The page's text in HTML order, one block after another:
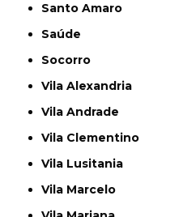
Santo Amaro
Saúde
Socorro
Vila Alexandria
Vila Andrade
Vila Clementino
Vila Lusitania
Vila Marcelo